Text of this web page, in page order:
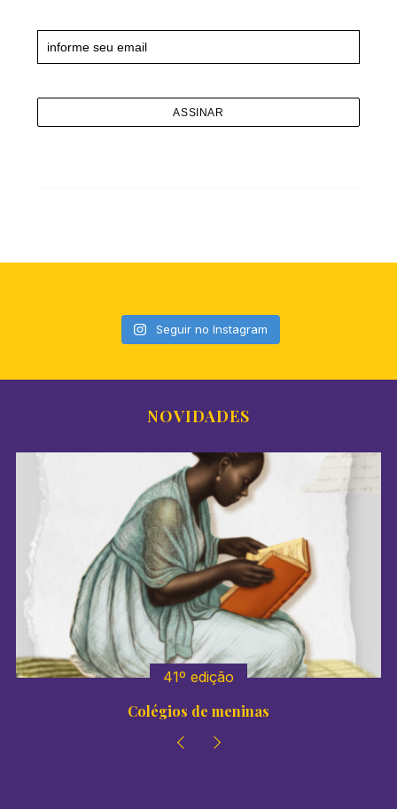
Seguir no Instagram
NOVIDADES
41º edição
Colégios de meninas